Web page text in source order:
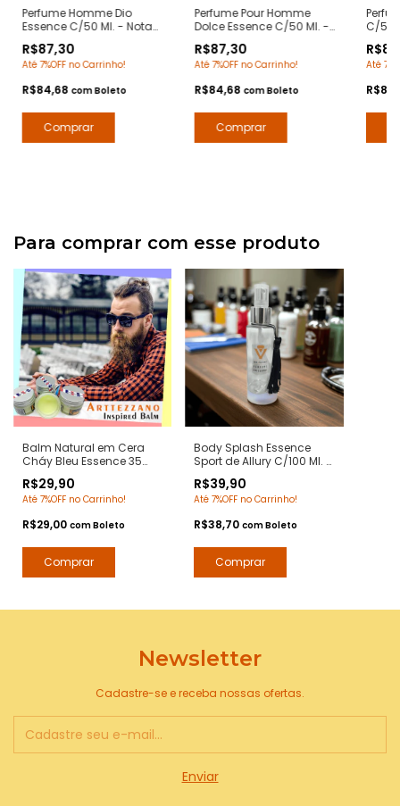
Perfume Homme Dio
Essence C/50 Ml. - Notas
Contratipos Premium -
Arte 1 Perfumes
R$87,30
Até 7%OFF no Carrinho!
R$84,68 comBoleto
Perfume Pour Homme
Dolce Essence C/50 Ml. -
Pour Homme -
Contratipos Premium -
R$87,30
Até 7%OFF no Carrinho!
R$84,68 comBoleto
C/50
-
Arte 1
Até
Para comprar com esse produto
Balm Natural em Cera
Cháy Bleu Essence 35
Chanel - Pomada
Modeladora Anti Frizz
R$29,90
Até 7%OFF no Carrinho!
R$29,00 comBoleto
Body Splash Essence
Sport de Allury C/100 Ml. -
Chanel - Deo Colônia
Desodorante Corporal -
R$39,90
Até 7%OFF no Carrinho!
R$38,70comBoleto
Newsletter
Cadastre-se e receba nossas ofertas.